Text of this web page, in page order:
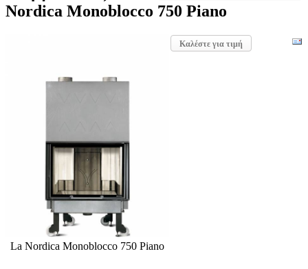
Nordica Monoblocco 750 Piano
La Nordica Monoblocco 750 Piano
Καλέστε για τιμή